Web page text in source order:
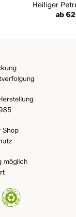
Heiliger
ab
Shop
möglich